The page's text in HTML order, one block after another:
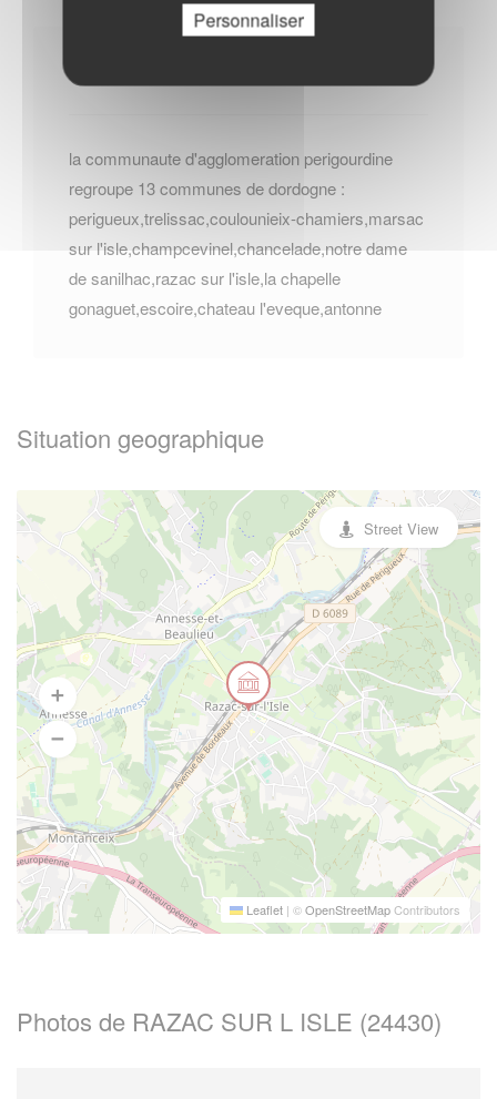
la communaute d'agglomeration perigourdine
regroupe 13 communes de dordogne :
perigueux,trelissac,coulounieix-chamiers,marsac
sur l'isle,champcevinel,chancelade,notre dame
de sanilhac,razac sur l'isle,la chapelle
gonaguet,escoire,chateau l'eveque,antonne
Situation geographique
Leaflet | ©OpenStreetMapContributors
Street View
Photos de RAZAC SUR L ISLE (24430)
Personnaliser